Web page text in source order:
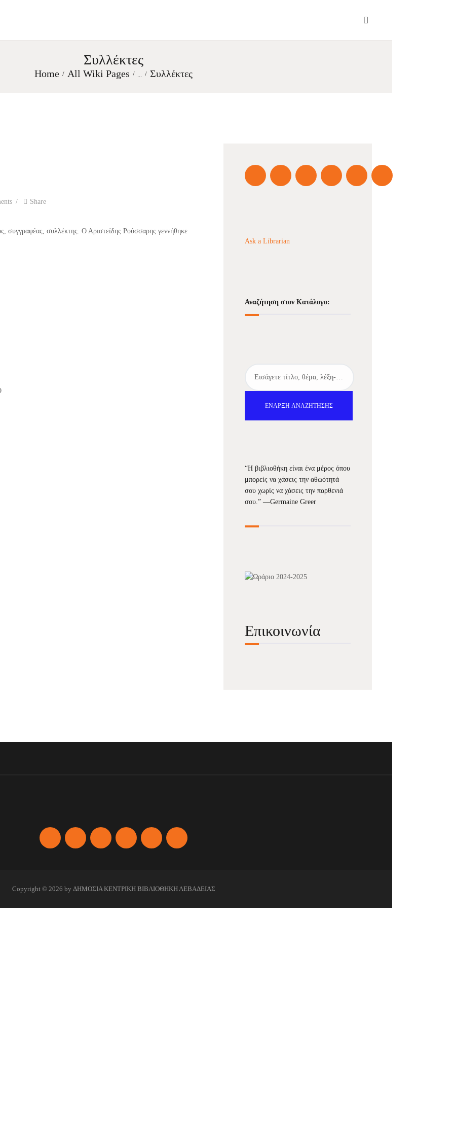
Συλλέκτες
Home All Wiki Pages Συλλέκτες
Share
συγγραφέας, συλλέκτης. Ο Αριστείδης Ρούσσαρης γεννήθηκε
Ask a Librarian
Αναζήτηση στον Κατάλογο:
ΈΝΑΡΞΗ ΑΝΑΖΉΤΗΣΗΣ
“Η βιβλιοθήκη είναι ένα μέρος όπου
μπορείς να χάσεις την αθωότητά
σου χωρίς να χάσεις την παρθενιά
σου.” —Germaine Greer
Επικοινωνία
Copyright © 2026 by ΔΗΜΟΣΙΑ ΚΕΝΤΡΙΚΗ ΒΙΒΛΙΟΘΗΚΗ ΛΕΒΑΔΕΙΑΣ